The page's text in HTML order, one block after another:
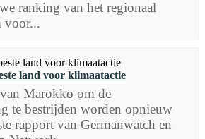
ranking van het regionaal
voor...
land voor klimaatactie
Marokko om de
te bestrijden worden opnieuw
rapport van Germanwatch en